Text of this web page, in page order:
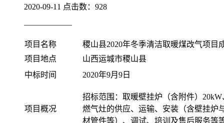
2020-09-11 点击数： 928
——————
项目名称
稷山县2020年冬季清洁取暖煤改气项目
项目地点
山西运城市稷山县
中标时间
2020年9月9日
项目概况
招标范围：取暖壁挂炉（含附件）
燃气灶的供应、运输、安装（含壁挂炉
材管件等）、调试、培训及售后服务等